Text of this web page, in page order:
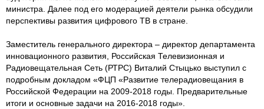
министра. Далее под его модерацией деятели рынка обсудили
перспективы развития цифрового ТВ в стране.
Заместитель генерального директора – директор департамента
инновационного развития, Российская Телевизионная и
Радиовещательная Сеть (РТРС) Виталий Стыцько выступил с
подробным докладом «ФЦП «Развитие телерадиовещания в
Российской Федерации на 2009-2018 годы. Предварительные
итоги и основные задачи на 2016-2018 годы».